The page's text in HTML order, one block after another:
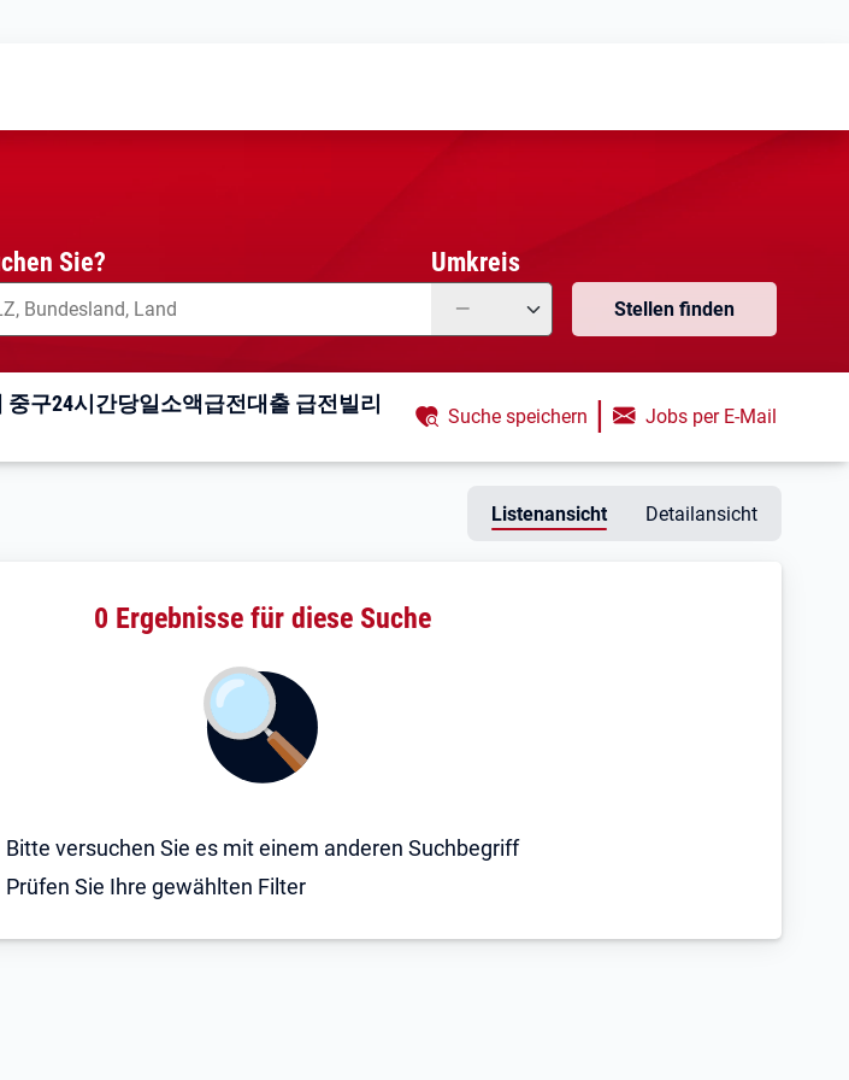
Sie? Umkreis
— Stellen finden
구24시간당일소액급전대출 급전빌리
Suche speichern | Jobs per E-Mail
Listenansicht Detailansicht
0 Ergebnisse für diese Suche
Bitte versuchen Sie es mit einem anderen Suchbegriff
Prüfen Sie Ihre gewählten Filter